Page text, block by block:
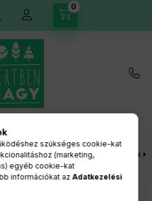
Kosárban lévő
0
Következő termék
150 ml
szükséges cookie-kat
(marketing,
egyéb cookie-kat
információkat azAdatkezelési